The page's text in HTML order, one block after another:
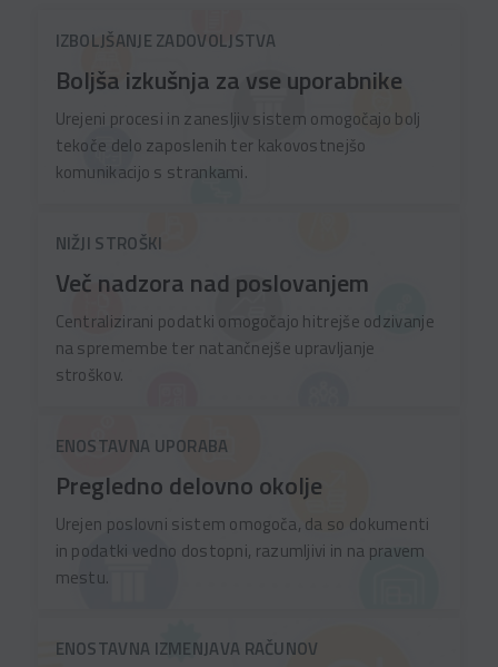
IZBOLJŠANJE ZADOVOLJSTVA
Boljša izkušnja za vse uporabnike
Urejeni procesi in zanesljiv sistem omogočajo bolj
tekoče delo zaposlenih ter kakovostnejšo
komunikacijo s strankami.
NIŽJI STROŠKI
Več nadzora nad poslovanjem
Centralizirani podatki omogočajo hitrejše odzivanje
na spremembe ter natančnejše upravljanje
stroškov.
ENOSTAVNA UPORABA
Pregledno delovno okolje
Urejen poslovni sistem omogoča, da so dokumenti
in podatki vedno dostopni, razumljivi in na pravem
mestu.
ENOSTAVNA IZMENJAVA RAČUNOV